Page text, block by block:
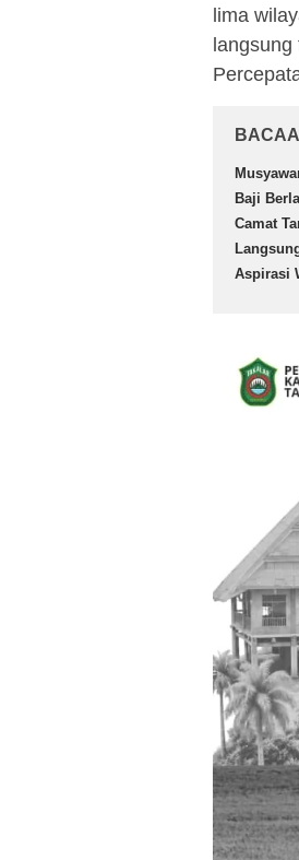
lima
langsung
Baji
Camat
Aspirasi